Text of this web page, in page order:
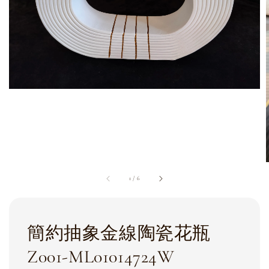
1 / 6
簡約抽象金線陶瓷花瓶
Z001-ML01014724W